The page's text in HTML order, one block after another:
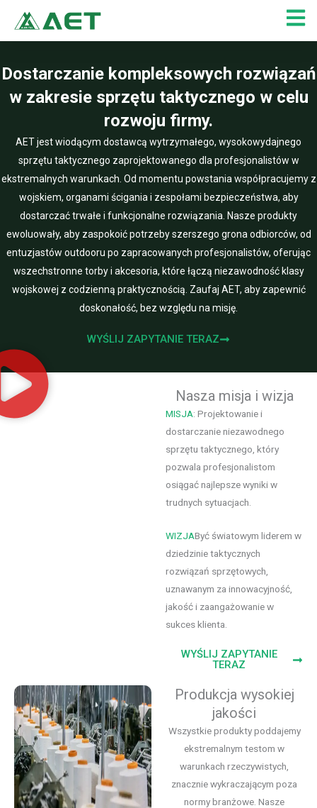
treści
Dostarczanie kompleksowych rozwiązań
w zakresie sprzętu taktycznego w celu
rozwoju firmy.
AET jest wiodącym dostawcą wytrzymałego, wysokowydajnego
sprzętu taktycznego zaprojektowanego dla profesjonalistów w
ekstremalnych warunkach. Od momentu powstania współpracujemy z
wojskiem, organami ścigania i zespołami bezpieczeństwa, aby
dostarczać trwałe i funkcjonalne rozwiązania. Nasze produkty
ewoluowały, aby zaspokoić potrzeby szerszego grona odbiorców, od
entuzjastów outdooru po zapracowanych profesjonalistów, oferując
wszechstronne torby i akcesoria, które łączą niezawodność klasy
wojskowej z codzienną praktycznością. Zaufaj AET, aby zapewnić
doskonałość, bez względu na misję.
WYŚLIJ ZAPYTANIE TERAZ
Nasza misja i wizja
MISJA: Projektowanie i
dostarczanie niezawodnego
sprzętu taktycznego, który
pozwala profesjonalistom
osiągać najlepsze wyniki w
trudnych sytuacjach.
WIZJAByć światowym liderem w
dziedzinie taktycznych
rozwiązań sprzętowych,
uznawanym za innowacyjność,
jakość i zaangażowanie w
sukces klienta.
WYŚLIJ ZAPYTANIE
TERAZ
Produkcja wysokiej
jakości
Wszystkie produkty poddajemy
ekstremalnym testom w
warunkach rzeczywistych,
znacznie wykraczającym poza
normy branżowe. Nasze